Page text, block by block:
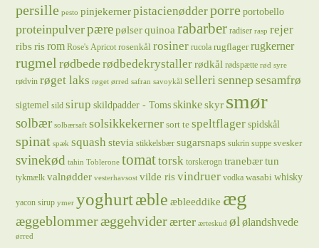
persille pesto pinjekerner pistacienødderporre portobello
proteinpulverpære pølser quinoa rabarber radiser rasp rejer
ribs risrom Rose's Apricot rosenkål rosiner rucola rugflager rugkerner
rugmel rødbederødbedekrystallerrødkål rødspætte rød syre
rødvin røget laks røget ørred safran savoykål sellerisennepsesamfrø
sigtemel sild sirup skildpadder - Toms skinke skyr smør
solbær solbærsaft solsikkekerner sort te speltflager spidskål
spinat spæk squash stevia stikkelsbær sugarsnaps sukrin suppe svesker
svinekød tahin Toblerone tomattorsk torskerogn tranebærtun
tykmælk valnødder vesterhavsost vilde ris vindruer vodka wasabi whisky
yacon sirup ymer yoghurtæble æbleeddike æg
æggeblommeræggehviderærter ærteskud øl ølandshvede
ørred